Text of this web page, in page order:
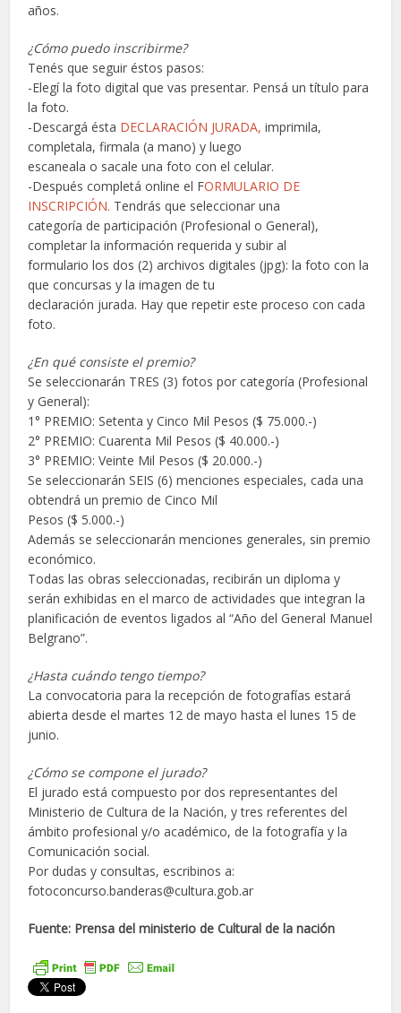
años.
¿Cómo puedo inscribirme?
Tenés que seguir éstos pasos:
-Elegí la foto digital que vas presentar. Pensá un título para
la foto.
-Descargá ésta DECLARACIÓN JURADA, imprimila,
completala, firmala (a mano) y luego
escaneala o sacale una foto con el celular.
-Después completá online el FORMULARIO DE
INSCRIPCIÓN. Tendrás que seleccionar una
categoría de participación (Profesional o General),
completar la información requerida y subir al
formulario los dos (2) archivos digitales (jpg): la foto con la
que concursas y la imagen de tu
declaración jurada. Hay que repetir este proceso con cada
foto.
¿En qué consiste el premio?
Se seleccionarán TRES (3) fotos por categoría (Profesional
y General):
1° PREMIO: Setenta y Cinco Mil Pesos ($ 75.000.-)
2° PREMIO: Cuarenta Mil Pesos ($ 40.000.-)
3° PREMIO: Veinte Mil Pesos ($ 20.000.-)
Se seleccionarán SEIS (6) menciones especiales, cada una
obtendrá un premio de Cinco Mil
Pesos ($ 5.000.-)
Además se seleccionarán menciones generales, sin premio
económico.
Todas las obras seleccionadas, recibirán un diploma y
serán exhibidas en el marco de actividades que integran la
planificación de eventos ligados al “Año del General Manuel
Belgrano”.
¿Hasta cuándo tengo tiempo?
La convocatoria para la recepción de fotografías estará
abierta desde el martes 12 de mayo hasta el lunes 15 de
junio.
¿Cómo se compone el jurado?
El jurado está compuesto por dos representantes del
Ministerio de Cultura de la Nación, y tres referentes del
ámbito profesional y/o académico, de la fotografía y la
Comunicación social.
Por dudas y consultas, escribinos a:
fotoconcurso.banderas@cultura.gob.ar
Fuente: Prensa del ministerio de Cultural de la nación